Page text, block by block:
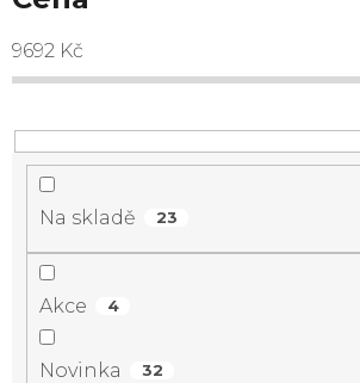
9692 Kč
Na skladě 23
Akce 4
Novinka 32